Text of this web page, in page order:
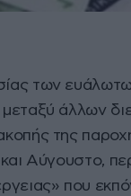
των
άλλων
της
Αύγουστο,
που